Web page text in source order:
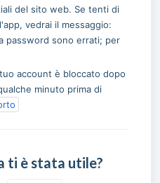
del sito web. Se tenti di
vedrai il messaggio:
password sono errati; per
account è bloccato dopo
minuto prima di
ti è stata utile?